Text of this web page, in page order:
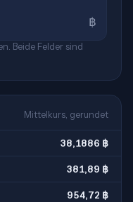
฿
Beide Felder sind
Mittelkurs, gerundet
38,1886 ฿
381,89 ฿
954,72 ฿